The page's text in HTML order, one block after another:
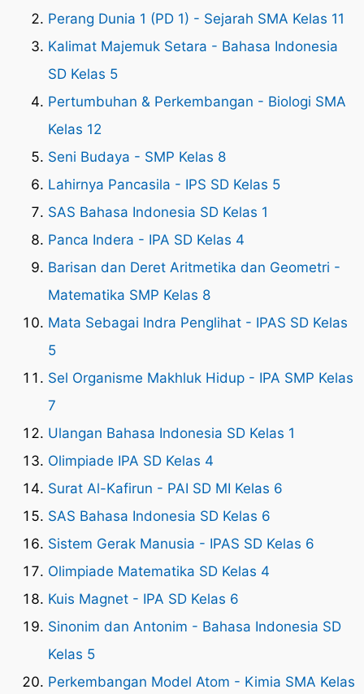
Perang Dunia 1 (PD 1) - Sejarah SMA Kelas 11
Kalimat Majemuk Setara - Bahasa Indonesia
SD Kelas 5
Pertumbuhan & Perkembangan - Biologi SMA
Kelas 12
Seni Budaya - SMP Kelas 8
Lahirnya Pancasila - IPS SD Kelas 5
SAS Bahasa Indonesia SD Kelas 1
Panca Indera - IPA SD Kelas 4
Barisan dan Deret Aritmetika dan Geometri -
Matematika SMP Kelas 8
Mata Sebagai Indra Penglihat - IPAS SD Kelas
5
Sel Organisme Makhluk Hidup - IPA SMP Kelas
7
Ulangan Bahasa Indonesia SD Kelas 1
Olimpiade IPA SD Kelas 4
Surat Al-Kafirun - PAI SD MI Kelas 6
SAS Bahasa Indonesia SD Kelas 6
Sistem Gerak Manusia - IPAS SD Kelas 6
Olimpiade Matematika SD Kelas 4
Kuis Magnet - IPA SD Kelas 6
Sinonim dan Antonim - Bahasa Indonesia SD
Kelas 5
Perkembangan Model Atom - Kimia SMA Kelas